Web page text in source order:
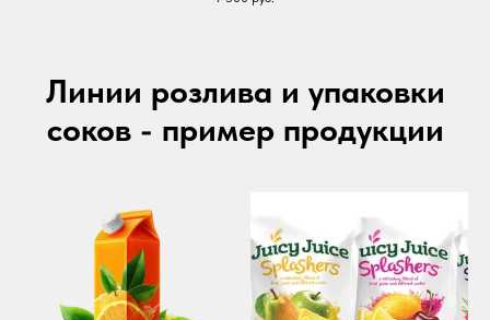
Линии розлива и упаковки
соков - пример продукции